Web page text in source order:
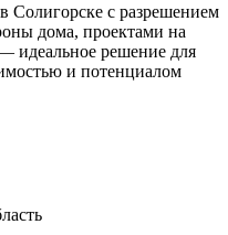
Солигорске с разрешением
дома, проектами на
идеальное решение для
и потенциалом